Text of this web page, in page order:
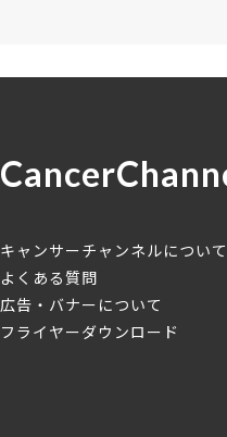
キャンサーチャンネルについて
よくある質問
広告・バナーについて
フライヤーダウンロード